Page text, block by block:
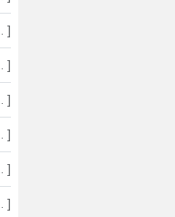
]
]
]
]
]
]